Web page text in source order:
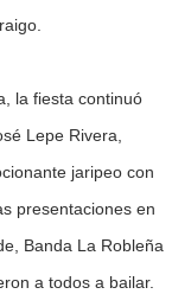
la fiesta continuó
Lepe Rivera,
jaripeo con
presentaciones en
Banda La Robleña
a todos a bailar.